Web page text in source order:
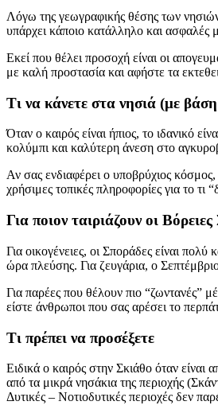
Λόγω της γεωγραφικής θέσης των
υπάρχει κάποιο κατάλληλο και ασφαλές
Εκεί που θέλει προσοχή είναι οι
με καλή προστασία και αφήστε τα
Τι να κάνετε στα νησιά (με
Όταν ο καιρός είναι ήπιος, το ιδανικό
κολύμπι και καλύτερη άνεση στο
Αν σας ενδιαφέρει ο υποβρύχιος
χρήσιμες τοπικές πληροφορίες για το τι
Για ποιον ταιριάζουν οι
Για οικογένειες, οι Σποράδες είναι
ώρα πλεύσης. Για ζευγάρια, ο
Για παρέες που θέλουν πιο “ζωντανές”
είστε άνθρωποι που σας αρέσει το
Τι πρέπει να προσέξετε
Ειδικά ο καιρός στην Σκιάθο όταν είναι
από τα μικρά νησάκια της περιοχής
Δυτικές – Νοτιοδυτικές περιοχές δεν